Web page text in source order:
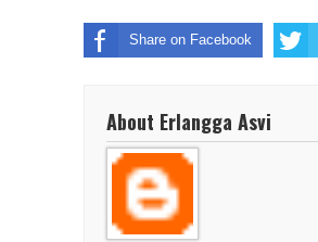
Share on Facebook
About Erlangga Asvi